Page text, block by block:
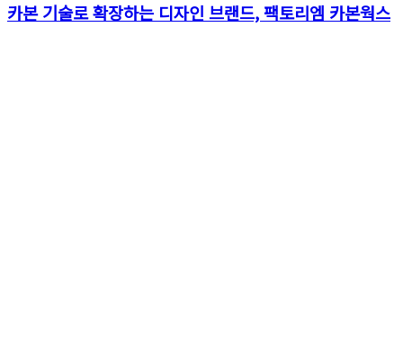
카본 기술로 확장하는 디자인 브랜드, 팩토리엠 카본웍스